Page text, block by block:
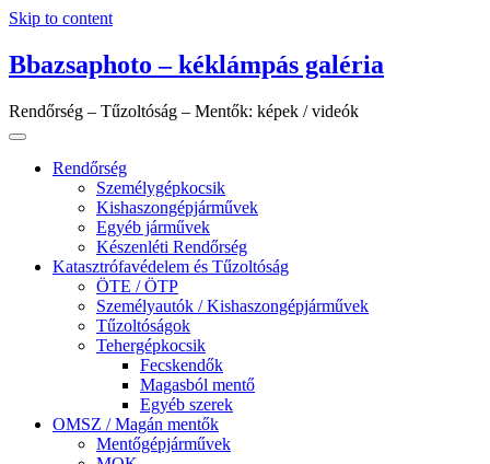
Skip to content
Bbazsaphoto – kéklámpás galéria
Rendőrség – Tűzoltóság – Mentők: képek / videók
Rendőrség
Személygépkocsik
Kishaszongépjárművek
Egyéb járművek
Készenléti Rendőrség
Katasztrófavédelem és Tűzoltóság
ÖTE / ÖTP
Személyautók / Kishaszongépjárművek
Tűzoltóságok
Tehergépkocsik
Fecskendők
Magasból mentő
Egyéb szerek
OMSZ / Magán mentők
Mentőgépjárművek